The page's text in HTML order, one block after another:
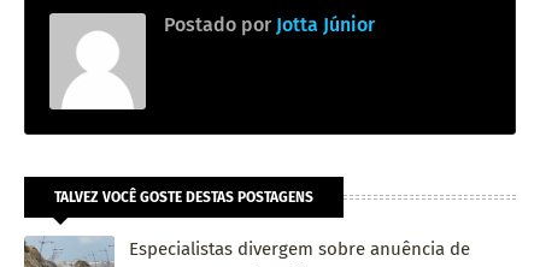
Postado por Jotta Júnior
TALVEZ VOCÊ GOSTE DESTAS POSTAGENS
Especialistas divergem sobre anuência de